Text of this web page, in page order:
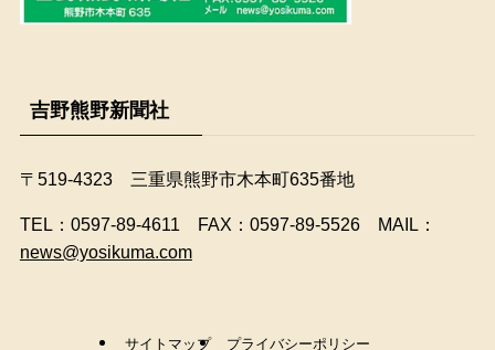
吉野熊野新聞社
〒519-4323 三重県熊野市木本町635番地
​TEL：0597-89-4611 FAX：0597-89-5526 MAIL：
news@yosikuma.com
サイトマップ プライバシーポリシー